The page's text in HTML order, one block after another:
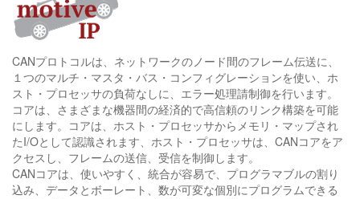
CANプロトコルは、ネットワークのノード間のフレーム伝送に、
１つのマルチ・マスタ・バス・コンフィグレーションを使い、ホ
スト・プロセッサの負荷なしに、エラー処理請制御を行います。
コアは、さまざまな機器間の経済的で高信頼のリンク構築を可能
にします。コアは、ホスト・プロセッサからメモリ・マップされ
たI/Oとして認識されます、ホスト・プロセッサは、CANコアをア
クセスし、フレームの送信、受信を制御します。
CANコアは、使いやすく、統合が容易で、プログラマブルの割り
込み、データとボーレート、数が可変な個別にプログラムできる